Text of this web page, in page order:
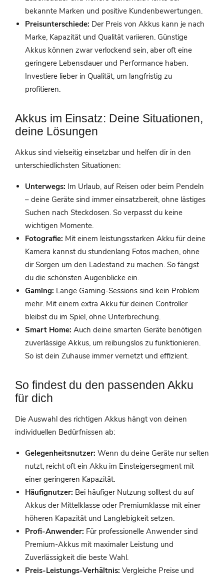
bekannte Marken und positive Kundenbewertungen.
Preisunterschiede: Der Preis von Akkus kann je nach
Marke, Kapazität und Qualität variieren. Günstige
Akkus können zwar verlockend sein, aber oft eine
geringere Lebensdauer und Performance haben.
Investiere lieber in Qualität, um langfristig zu
profitieren.
Akkus im Einsatz: Deine Situationen,
deine Lösungen
Akkus sind vielseitig einsetzbar und helfen dir in den
unterschiedlichsten Situationen:
Unterwegs: Im Urlaub, auf Reisen oder beim Pendeln
– deine Geräte sind immer einsatzbereit, ohne lästiges
Suchen nach Steckdosen. So verpasst du keine
wichtigen Momente.
Fotografie: Mit einem leistungsstarken Akku für deine
Kamera kannst du stundenlang Fotos machen, ohne
dir Sorgen um den Ladestand zu machen. So fängst
du die schönsten Augenblicke ein.
Gaming: Lange Gaming-Sessions sind kein Problem
mehr. Mit einem extra Akku für deinen Controller
bleibst du im Spiel, ohne Unterbrechung.
Smart Home: Auch deine smarten Geräte benötigen
zuverlässige Akkus, um reibungslos zu funktionieren.
So ist dein Zuhause immer vernetzt und effizient.
So findest du den passenden Akku
für dich
Die Auswahl des richtigen Akkus hängt von deinen
individuellen Bedürfnissen ab:
Gelegenheitsnutzer: Wenn du deine Geräte nur selten
nutzt, reicht oft ein Akku im Einsteigersegment mit
einer geringeren Kapazität.
Häufignutzer: Bei häufiger Nutzung solltest du auf
Akkus der Mittelklasse oder Premiumklasse mit einer
höheren Kapazität und Langlebigkeit setzen.
Profi-Anwender: Für professionelle Anwender sind
Premium-Akkus mit maximaler Leistung und
Zuverlässigkeit die beste Wahl.
Preis-Leistungs-Verhältnis: Vergleiche Preise und